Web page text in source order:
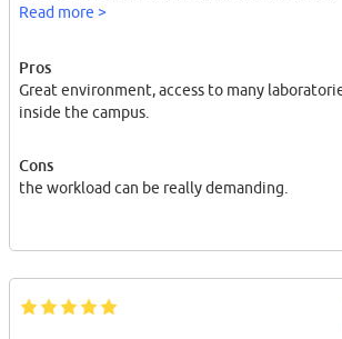
Read more >
Pros
Great environment, access to many
inside the campus.
Cons
the workload can be really demanding.